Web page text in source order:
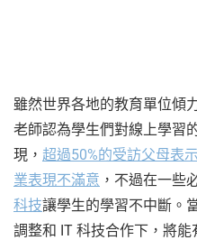
雖然世界各地的教育單位傾
老師認為學生們對線上學習
現， 超過50%的受訪父母表
業表現不滿意 ，不過在一些
科技讓學生的學習不中斷。
調整和 IT 科技合作下，將